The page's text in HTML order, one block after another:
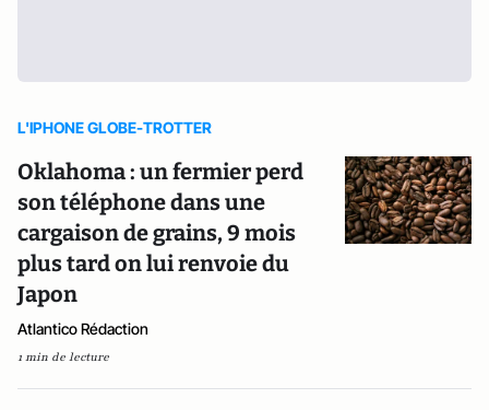
L'IPHONE GLOBE-TROTTER
Oklahoma : un fermier perd
son téléphone dans une
cargaison de grains, 9 mois
plus tard on lui renvoie du
Japon
Atlantico Rédaction
1 min de lecture